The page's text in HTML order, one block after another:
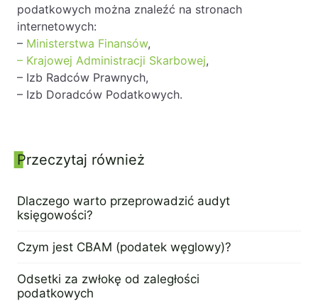
podatkowych można znaleźć na stronach
internetowych:
– Ministerstwa Finansów,
– Krajowej Administracji Skarbowej,
– Izb Radców Prawnych,
– Izb Doradców Podatkowych.
Panel boczny
Przeczytaj również
Dlaczego warto przeprowadzić audyt
księgowości?
Czym jest CBAM (podatek węglowy)?
Odsetki za zwłokę od zaległości
podatkowych